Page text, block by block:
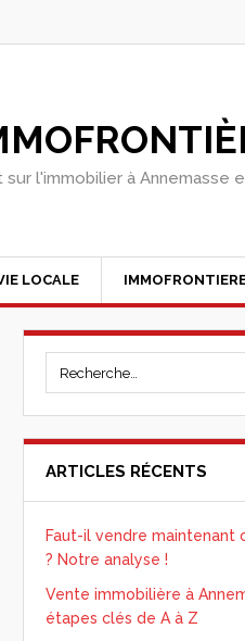
sur l'immobilier à Annemasse
LOCALE
ARTICLES RÉCENTS
Faut-il vendre maintenant
? Notre analyse !
Vente immobilière à
étapes clés de A à Z